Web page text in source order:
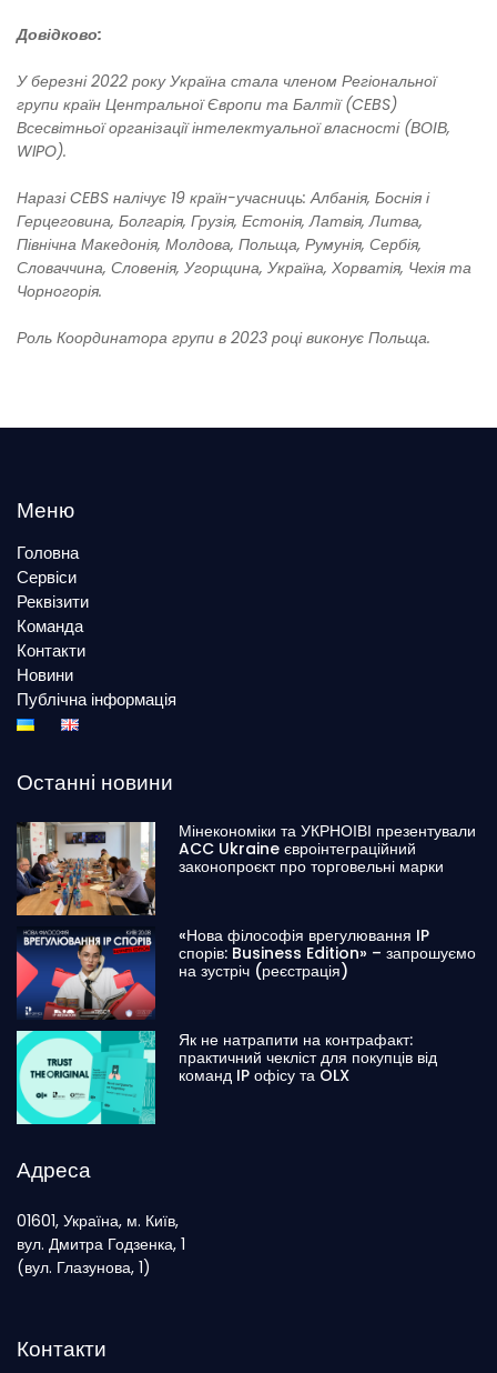
Довідково:
У березні 2022 року Україна стала членом Регіональної
групи країн Центральної Європи та Балтії (CEBS)
Всесвітньої організації інтелектуальної власності (ВОІВ,
WIPO).
Наразі CEBS налічує 19 країн-учасниць: Албанія, Боснія і
Герцеговина, Болгарія, Грузія, Естонія, Латвія, Литва,
Північна Македонія, Молдова, Польща, Румунія, Сербія,
Словаччина, Словенія, Угорщина, Україна, Хорватія, Чехія та
Чорногорія.
Роль Координатора групи в 2023 році виконує Польща.
Меню
Головна
Сервіси
Реквізити
Команда
Контакти
Новини
Публічна інформація
Останні новини
Мінекономіки та УКРНОІВІ презентували
ACC Ukraine євроінтеграційний
законопроєкт про торговельні марки
«Нова філософія врегулювання IP
спорів: Business Edition» – запрошуємо
на зустріч (реєстрація)
Як не натрапити на контрафакт:
практичний чекліст для покупців від
команд IP офісу та OLX
Адреса
01601, Україна, м. Київ,
вул. Дмитра Годзенка, 1
(вул. Глазунова, 1)
Контакти